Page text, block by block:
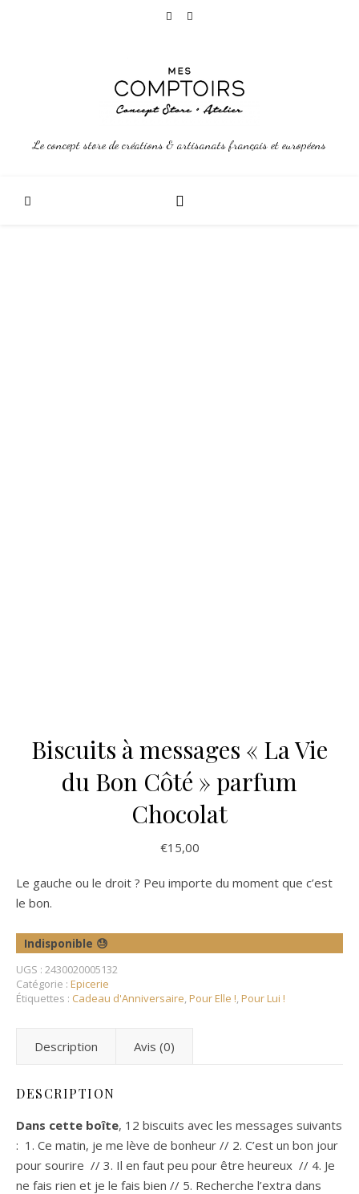
Le concept store de créations & artisanats français et européens
Biscuits à messages « La Vie
du Bon Côté » parfum
Chocolat
€15,00
Le gauche ou le droit ? Peu importe du moment que c’est
le bon.
Indisponible 😓
UGS : 2430020005132
Catégorie : Epicerie
Étiquettes : Cadeau d'Anniversaire,Pour Elle !,Pour Lui !
Description Avis (0)
DESCRIPTION
Dans cette boîte, 12 biscuits avec les messages suivants
: 1. Ce matin, je me lève de bonheur // 2. C’est un bon jour
pour sourire // 3. Il en faut peu pour être heureux // 4. Je
ne fais rien et je le fais bien // 5. Recherche l’extra dans